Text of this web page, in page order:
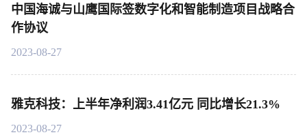
中国海诚与山鹰国际签数字化和智能制造项目战略合
作协议
2023-08-27
雅克科技：上半年净利润3.41亿元 同比增长21.3%
2023-08-27